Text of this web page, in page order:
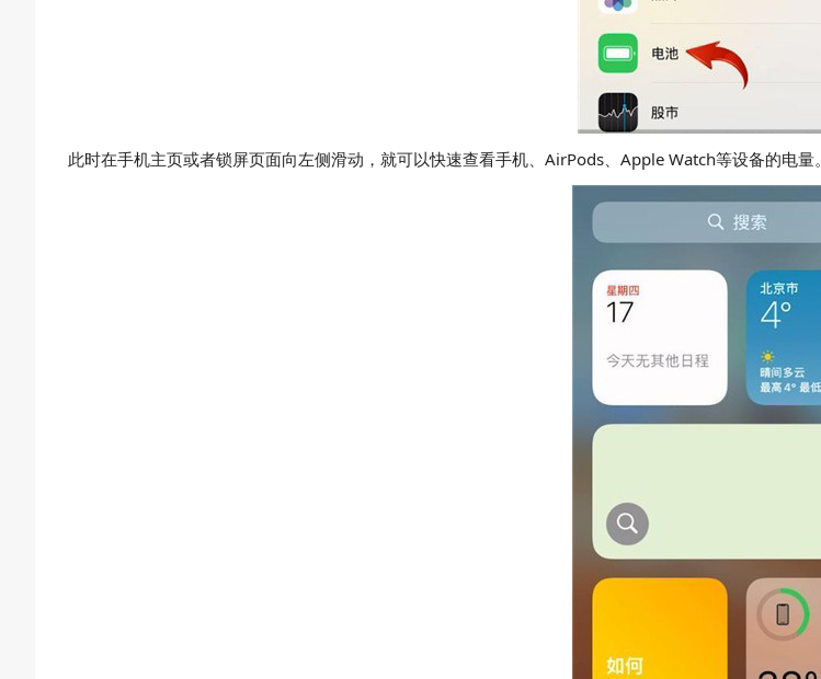
此时在手机主页或者锁屏页面向左侧滑动，就可以快速查看手机、AirPods、Apple Watch等设备的电量。